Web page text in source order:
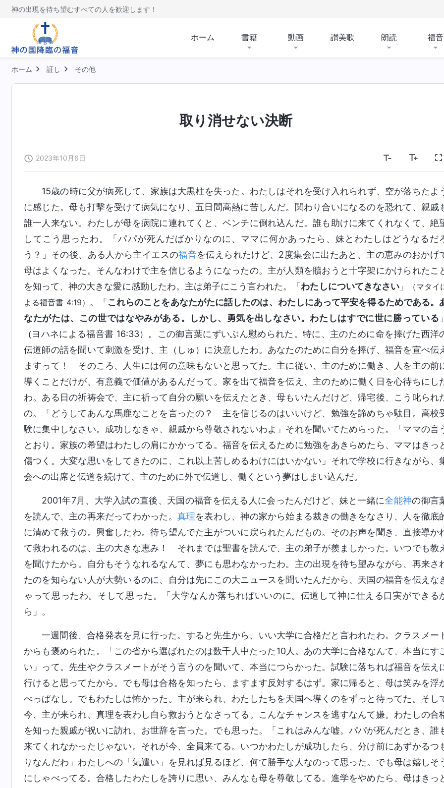
神の出現を待ち望むすべての人を歓迎します！
ホーム 書籍 動画 讃美歌 朗読 福音
ホーム 証し その他
取り消せない決断
2023年10月6日
15歳の時に父が病死して、家族は大黒柱を失った。わたしはそれを受け入れられず、空が落ちたよ
に感じた。母も打撃を受けて病気になり、五日間高熱に苦しんだ。関わり合いになるのを恐れて、親戚
誰一人来ない。わたしが母を病院に連れてくと、ベンチに倒れ込んだ。誰も助けに来てくれなくて、絶
してこう思ったわ。「パパが死んだばかりなのに、ママに何かあったら、妹とわたしはどうなるだ
う？」その後、ある人から主イエスの福音を伝えられたけど、2度集会に出たあと、主の恵みのおかげ
母はよくなった。そんなわけで主を信じるようになったの。主が人類を贖おうと十字架にかけられたこ
を知って、神の大きな愛に感動したわ。主は弟子にこう言われた。「わたしについてきなさい」
（マタイ
よる福音書 4:19） 。「 これらのことをあなたがたに話したのは、わたしにあって平安を得るためである。
なたがたは、この世ではなやみがある。しかし、勇気を出しなさい。わたしはすでに世に勝っている 」
（ヨハネによる福音書 16:33）。この御言葉にずいぶん慰められた。特に、主のために命を捧げた西洋
伝道師の話を聞いて刺激を受け、主（しゅ）に決意したわ。あなたのために自分を捧げ、福音を宣べ伝
ますって！ そのころ、人生には何の意味もないと思ってた。主に従い、主のために働き、人を主の前
導くことだけが、有意義で価値があるんだって。家を出て福音を伝え、主のために働く日を心待ちにし
わ。ある日の祈祷会で、主に祈って自分の願いを伝えたとき、母もいたんだけど、帰宅後、こう叱られ
の。「どうしてあんな馬鹿なことを言ったの？ 主を信じるのはいいけど、勉強を諦めちゃ駄目。高校
験に集中しなさい。成功しなきゃ、親戚から尊敬されないわよ」それを聞いてためらった。「ママの言
とおり。家族の希望はわたしの肩にかかってる。福音を伝えるために勉強をあきらめたら、ママはきっ
傷つく。大変な思いをしてきたのに、これ以上苦しめるわけにはいかない」それで学校に行きながら、
会への出席と伝道を続けて、主のために外で伝道し、働くという夢はしまい込んだ。
2001年7月、大学入試の直後、天国の福音を伝える人に会ったんだけど、妹と一緒に全能神の御言
を読んで、主の再来だってわかった。 真理を表わし、神の家から始まる裁きの働きをなさり、人を徹底
に清めて救うの。興奮したわ。待ち望んでた主がついに戻られたんだもの。そのお声を聞き、直接導か
て救われるのは、主の大きな恵み！ それまでは聖書を読んで、主の弟子が羨ましかった。いつでも教
を聞けたから。自分もそうなれるなんて、夢にも思わなかったわ。主の出現を待ち望みながら、再来さ
たのを知らない人が大勢いるのに、自分は先にこの大ニュースを聞いたんだから、天国の福音を伝えな
ゃって思ったわ。そして思った。「大学なんか落ちればいいのに。伝道して神に仕える口実ができる
ら」。
一週間後、合格発表を見に行った。すると先生から、いい大学に合格だと言われたわ。クラスメー
からも褒められた。「この省から選ばれたのは数千人中たった10人。あの大学に合格なんて、本当にす
い」って。先生やクラスメートがそう言うのを聞いて、本当につらかった。試験に落ちれば福音を伝え
行けると思ってたから。でも母は合格を知ったら、ますます反対するはず。家に帰ると、母は笑みを浮
べっぱなし。でもわたしは怖かった。主が来られ、わたしたちを天国へ導くのをずっと待ってた。そし
今、主が来られ、真理を表わし自ら救おうとなさってる。こんなチャンスを逃すなんて嫌。わたしの合
を知った親戚が祝いに訪れ、お世辞を言った。でも思った。「これはみんな嘘。パパが死んだとき、誰
来てくれなかったじゃない。それが今、全員来てる。いつかわたしが成功したら、分け前にあずかるつ
りなんだわ」わたしへの「気遣い」を見れば見るほど、何て勝手な人なのって思った。でも母は嬉しそ
にしゃべってる。合格したわたしを誇りに思い、みんなも母を尊敬してる。進学をやめたら、母はきっ